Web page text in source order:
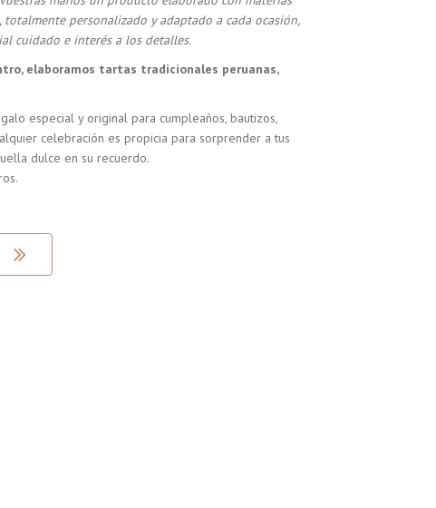
personalizado y adaptado a cada ocasión,
cuidado e interés a los detalles.
elaboramos tartas tradicionales peruanas,
especial y original para cumpleaños, bautizos,
celebración es propicia para sorprender a tus
dulce en su recuerdo.